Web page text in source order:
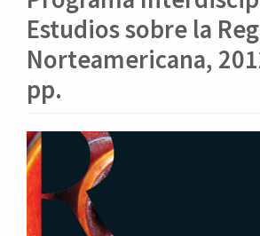
r
i
n
c
i
a
l
B
a
r
r
Estudios sobre la
Norteamericana,
pp.
Barra
lateral
del
artículo